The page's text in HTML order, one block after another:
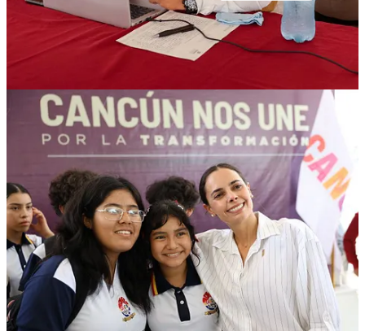
© 2026 Expediente Quintana Roo·Privacidad∙Términos∙Aviso
de recolección
Crea tu Substack
Descargar la app